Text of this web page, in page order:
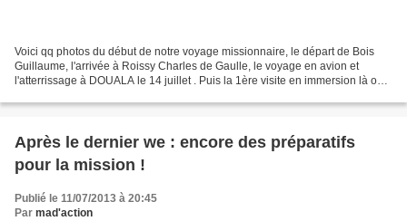
Voici qq photos du début de notre voyage missionnaire, le départ de Bois
Guillaume, l'arrivée à Roissy Charles de Gaulle, le voyage en avion et
l'atterrissage à DOUALA le 14 juillet . Puis la 1ère visite en immersion là où
Après le dernier we : encore des préparatifs
pour la mission !
Publié le 11/07/2013 à 20:45
Par mad'action